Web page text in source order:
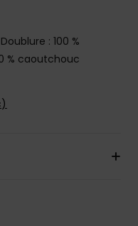
: 100 %
% caoutchouc